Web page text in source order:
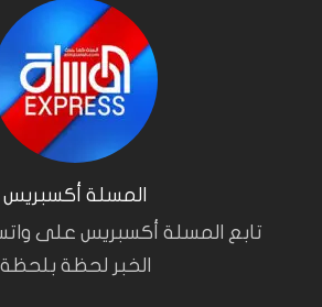
المسلة أكسبريس
تابع المسلة أكسبريس على
الخبر لحظة بلحظة